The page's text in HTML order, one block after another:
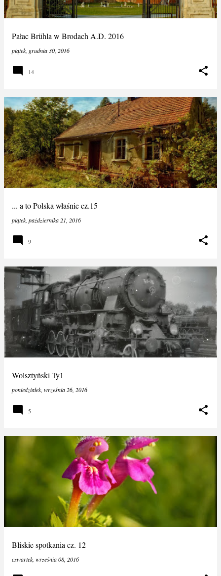
Pałac Brühla w Brodach A.D. 2016
piątek, grudnia 30, 2016
14
... a to Polska właśnie cz.15
piątek, października 21, 2016
9
Wolsztyński Ty1
poniedziałek, września 26, 2016
5
Bliskie spotkania cz. 12
czwartek, września 08, 2016